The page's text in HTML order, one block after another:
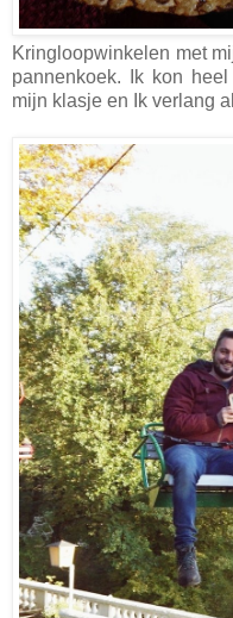
Kringloopwinkelen met
pannenkoek. Ik kon
mijn klasje en Ik verlang